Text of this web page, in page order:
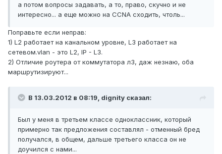
а потом вопросы задавать, а то, право, скучно и не
интересно... а еще можно на CCNA сходить, чтоль...
Поправьте если неправ:
1) L2 работает на канальном уровне, L3 работает на
сетевом.vlan - это L2, IP - L3.
2) Отличие роутера от коммутатора л3, даж незнаю, оба
маршрутизируют...
В 13.03.2012 в 08:19, dignity сказал:
Был у меня в третьем классе одноклассник, который
примерно так предложения составлял - отменный бред
получался, в общем, дальше третьего класса он не
доучился с нами...